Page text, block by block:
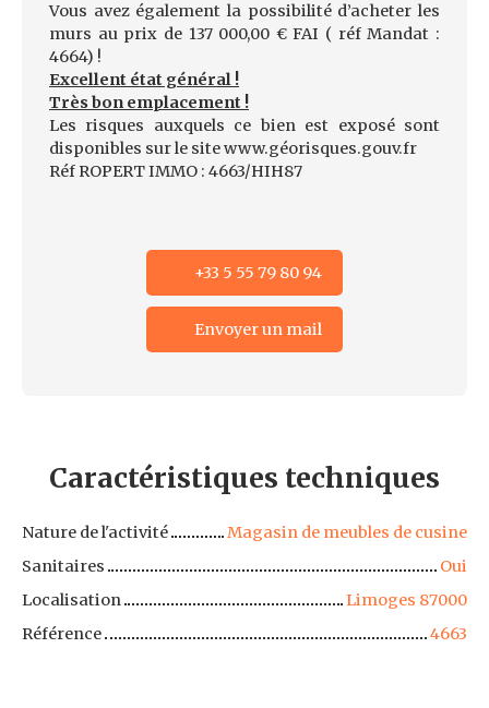
Vous avez également la possibilité d’acheter les
murs au prix de 137 000,00 € FAI ( réf Mandat :
4664) !
Excellent état général !
Très bon emplacement !
Les risques auxquels ce bien est exposé sont
disponibles sur le site www.géorisques.gouv.fr
Réf ROPERT IMMO : 4663/HIH87
+33 5 55 79 80 94
Envoyer un mail
Caractéristiques techniques
Nature de l'activité
Magasin de meubles de cusine
Sanitaires
Oui
Localisation
Limoges 87000
Référence
4663